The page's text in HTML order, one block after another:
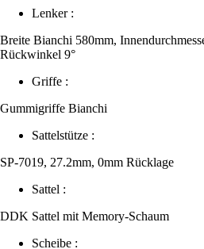
Lenker :
Breite Bianchi 580mm,
Rückwinkel 9°
Griffe :
Gummigriffe Bianchi
Sattelstütze :
SP-7019, 27.2mm, 0mm Rücklage
Sattel :
DDK Sattel mit Memory-Schaum
Scheibe :